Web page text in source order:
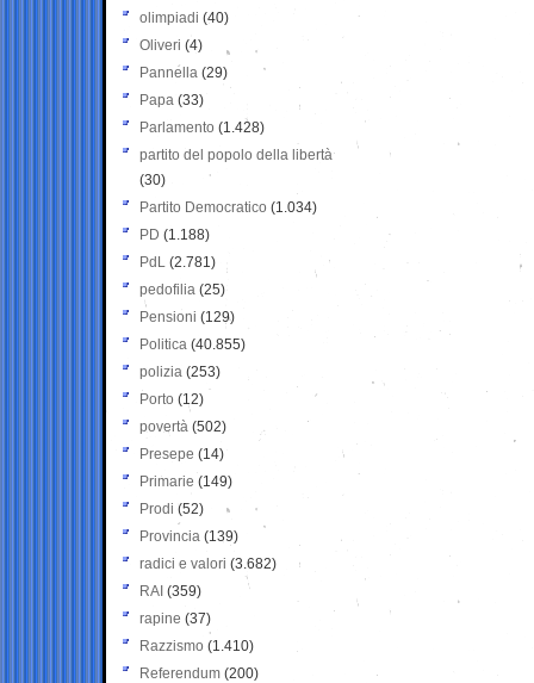
olimpiadi (40)
Oliveri (4)
Pannella (29)
Papa (33)
Parlamento (1.428)
partito del popolo della libertà
(30)
Partito Democratico (1.034)
PD (1.188)
PdL (2.781)
pedofilia (25)
Pensioni (129)
Politica (40.855)
polizia (253)
Porto (12)
povertà (502)
Presepe (14)
Primarie (149)
Prodi (52)
Provincia (139)
radici e valori (3.682)
RAI (359)
rapine (37)
Razzismo (1.410)
Referendum (200)